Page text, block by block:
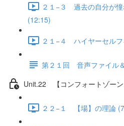
２１−３ 過去の自分が
(12:15)
２１−４ ハイヤーセル
第２１回 音声ファイル
Unit.22 【コンフォートゾーン
２２−１ 【場】の理論